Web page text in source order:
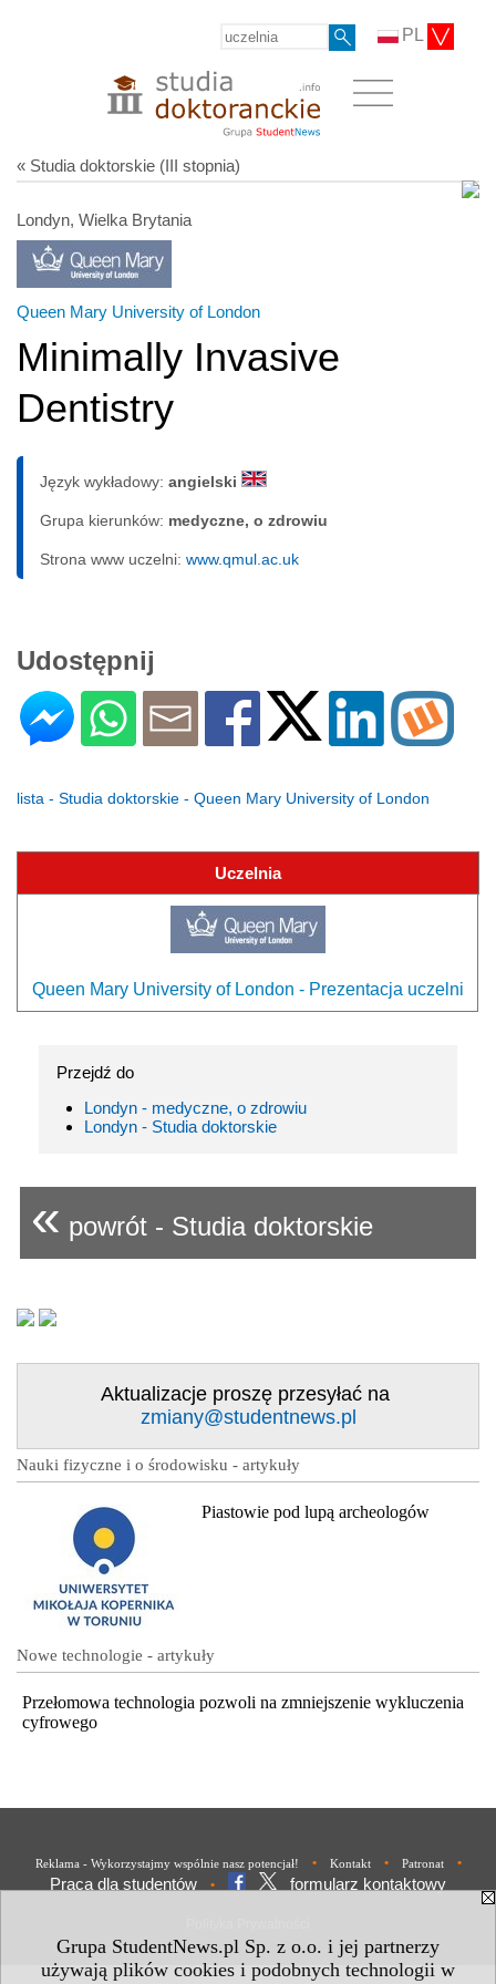
Grupa StudentNews.pl Sp. z o.o. i jej partnerzy
używają plików cookies i podobnych technologii w
PL
« Studia doktorskie (III stopnia)
Londyn, Wielka Brytania
Queen Mary University of London
Minimally Invasive
Dentistry
Język wykładowy: angielski
Grupa kierunków: medyczne, o zdrowiu
Strona www uczelni: www.qmul.ac.uk
Udostępnij
lista - Studia doktorskie - Queen Mary University of London
Uczelnia
Queen Mary University of London - Prezentacja uczelni
Przejdź do
Londyn - medyczne, o zdrowiu
Londyn - Studia doktorskie
« powrót - Studia doktorskie
Aktualizacje proszę przesyłać na
zmiany@studentnews.pl
Nauki fizyczne i o środowisku - artykuły
Piastowie pod lupą archeologów
Nowe technologie - artykuły
Przełomowa technologia pozwoli na zmniejszenie wykluczenia
cyfrowego
Reklama - Wykorzystajmy wspólnie nasz potencjał! • Kontakt • Patronat •
Praca dla studentów • formularz kontaktowy